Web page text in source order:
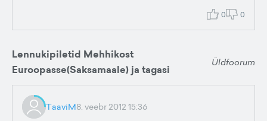
0 0
Lennukipiletid Mehhikost
Euroopasse(Saksamaale) ja tagasi
Üldfoorum
TaaviM8. veebr 2012 15:36